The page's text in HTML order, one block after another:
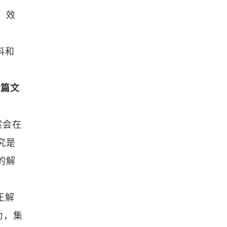
效
和
文
在
是
解
解
，集